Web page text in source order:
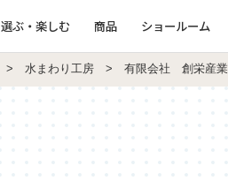
選ぶ・楽しむ 商品 ショールーム
> 水まわり工房 > 有限会社 創栄産業